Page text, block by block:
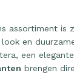
assortiment is
en
een
brengen